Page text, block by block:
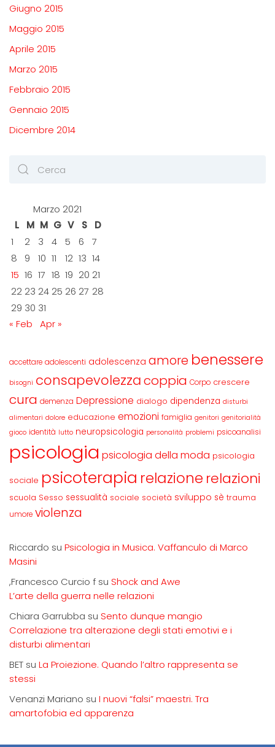
Giugno 2015
Maggio 2015
Aprile 2015
Marzo 2015
Febbraio 2015
Gennaio 2015
Dicembre 2014
Marzo 2021
L
M M G V S
D
1
2 3 4 5 6
7
8
9 10 11 12 13 14
15 16 17 18 19 20 21
22 23 24 25 26 27 28
29 30 31
« Feb
Apr »
accettare adolescenti adolescenza amore benessere
bisogni consapevolezzacoppia Corpo crescere
cura demenza Depressione dialogo dipendenza disturbi
alimentari dolore educazione emozioni famiglia genitori genitorialità
gioco identità lutto neuropsicologia personalità problemi psicoanalisi
psicologia psicologia della moda psicologia
sociale psicoterapia relazione relazioni
scuola Sesso sessualità sociale società sviluppo sè trauma
umore violenza
Riccardo su Psicologia in Musica. Vaffanculo di Marco
Masini
,Francesco Curcio f su Shock and Awe
L’arte della guerra nelle relazioni
Chiara Garrubba su Sento dunque mangio
Correlazione tra alterazione degli stati emotivi e i
disturbi alimentari
BET su La Proiezione. Quando l’altro rappresenta se
stessi
Venanzi Mariano su I nuovi “falsi” maestri. Tra
amartofobia ed apparenza